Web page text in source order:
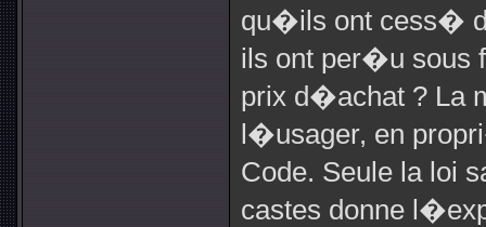
qu�ils ont cess�
ils ont per�u sous
prix d�achat ? La
l�usager, en
Code. Seule la loi
castes donne